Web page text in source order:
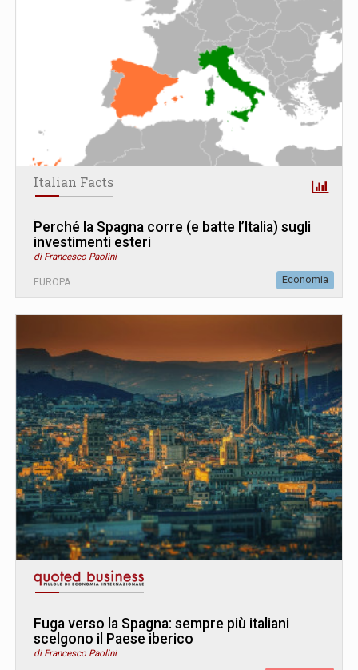
Italian Facts
Perché la Spagna corre (e batte l’Italia) sugli
investimenti esteri
di Francesco Paolini
EUROPA Economia
Fuga verso la Spagna: sempre più italiani
scelgono il Paese iberico
di Francesco Paolini